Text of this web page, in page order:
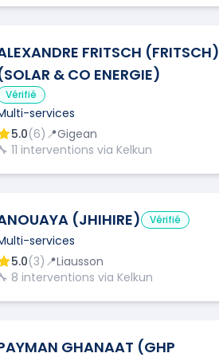
FRITSCH (FRITSCH)
& CO ENERGIE)
Vérifié
services
5.0(6) 📍Gigean
11 interventions via Kelkun
(JHIHIRE) Vérifié
services
5.0(3) 📍Liausson
8 interventions via Kelkun
GHANAAT (GHP